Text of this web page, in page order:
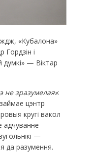
«Кубалона»
і
— Віктар
не зразумелая»:
цэнтр
кругі вакол
адчуванне
—
да разумення.